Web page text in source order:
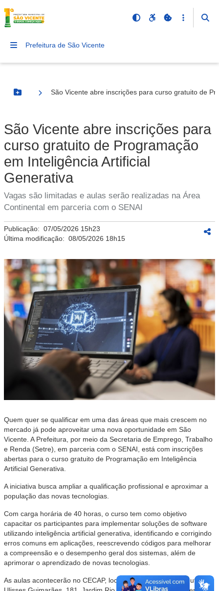
Prefeitura de São Vicente
Botão Menu
São Vicente abre inscrições para curso gratuito de
São Vicente abre inscrições para
curso gratuito de Programação
em Inteligência Artificial
Generativa
Vagas são limitadas e aulas serão realizadas na Área
Continental em parceria com o SENAI
Publicação: 07/05/2026 15h23
Última modificação: 08/05/2026 18h15
Quem quer se qualificar em uma das áreas que mais crescem no
mercado já pode aproveitar uma nova oportunidade em São
Vicente. A Prefeitura, por meio da Secretaria de Emprego, Trabalho
e Renda (Setre), em parceria com o SENAI, está com inscrições
abertas para o curso gratuito de Programação em Inteligência
Artificial Generativa.
A iniciativa busca ampliar a qualificação profissional e aproximar a
população das novas tecnologias.
Com carga horária de 40 horas, o curso tem como objetivo
capacitar os participantes para implementar soluções de software
utilizando inteligência artificial generativa, identificando e corrigindo
erros comuns em aplicações, reescrevendo códigos para melhorar
a compreensão e o desempenho geral dos sistemas, além de
aprimorar o aprendizado de novas tecnologias.
As aulas acontecerão no CECAP, localizado na Avenida Deputado